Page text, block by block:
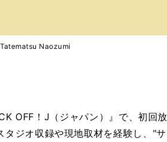
Naozumi
OFF！J（ジャパン）』で、初回放
ジオ収録や現地取材を経験し、"サ